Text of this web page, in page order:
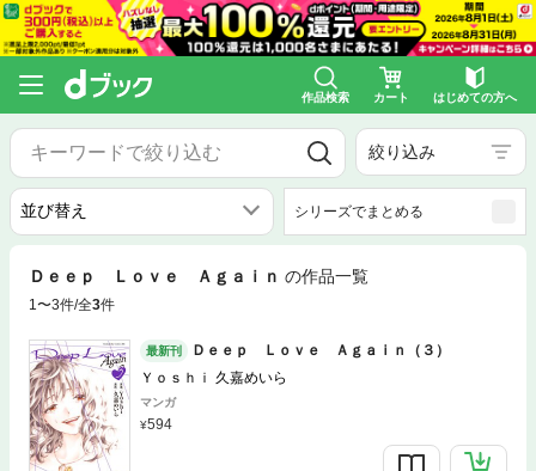
作品検索 カート はじめての方へ
絞り込み
シリーズでまとめる
Ｄｅｅｐ Ｌｏｖｅ Ａｇａｉｎ の作品一覧
1〜3件/全3件
最新刊
Ｄｅｅｐ Ｌｏｖｅ Ａｇａｉｎ（３）
Ｙｏｓｈｉ 久嘉めいら
マンガ
594